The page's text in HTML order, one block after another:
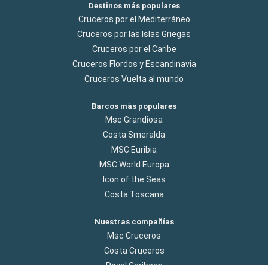
Destinos más populares
Cruceros por el Mediterráneo
Cruceros por las Islas Griegas
Cruceros por el Caribe
Cruceros Flordos y Escandinavia
Cruceros Vuelta al mundo
Barcos más populares
Msc Grandiosa
Costa Smeralda
MSC Euribia
MSC World Europa
Icon of the Seas
Costa Toscana
Nuestras compañías
Msc Cruceros
Costa Cruceros